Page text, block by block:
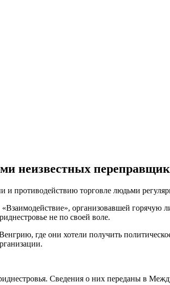
неизвестных
противодействию торговле людьми
организовавшей
не по своей воле.
где они хотели получить
Сведения о них переданы в